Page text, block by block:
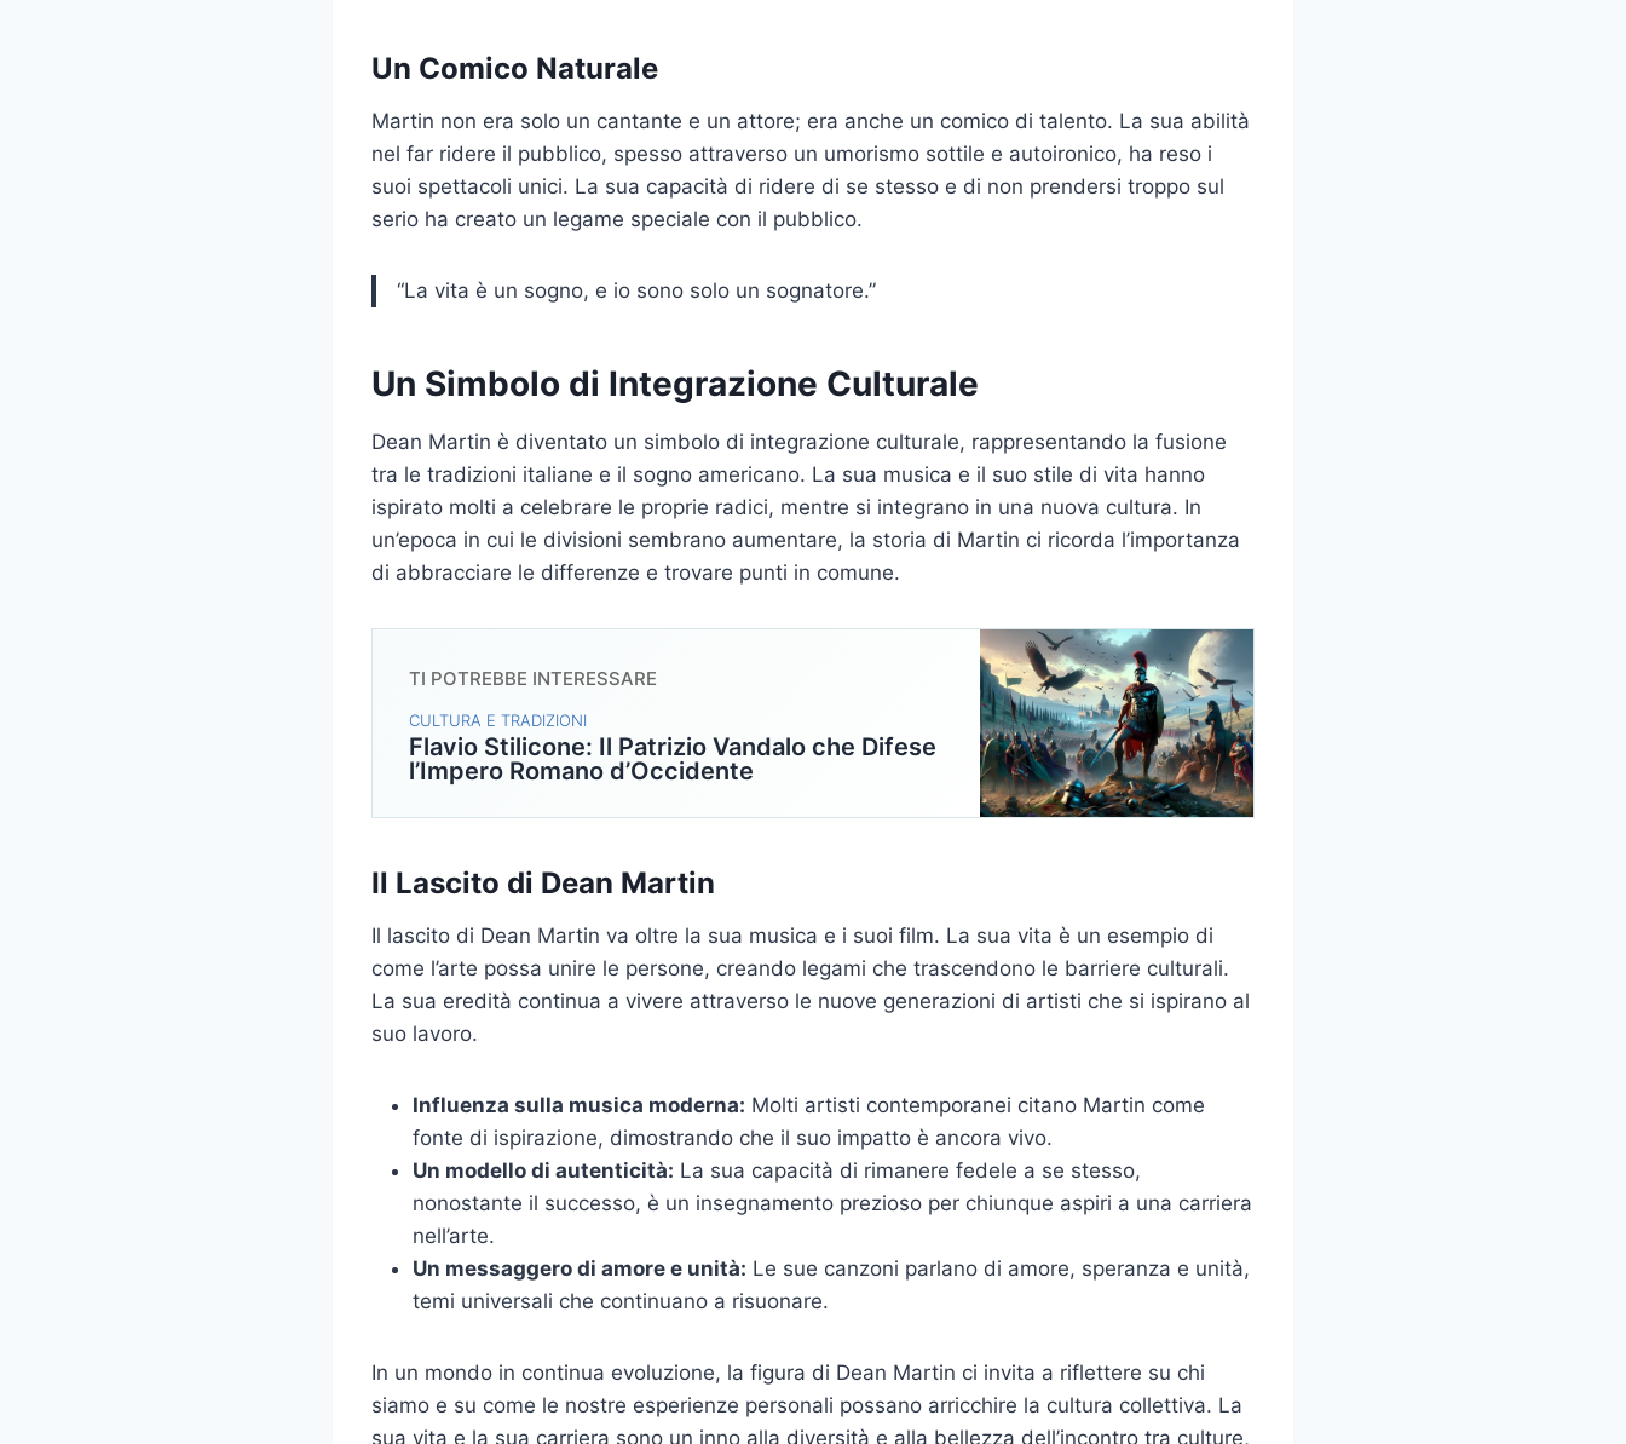
Un Comico Naturale
Martin non era solo un cantante e un attore; era anche un comico di talento. La sua abilità
nel far ridere il pubblico, spesso attraverso un umorismo sottile e autoironico, ha reso i
suoi spettacoli unici. La sua capacità di ridere di se stesso e di non prendersi troppo sul
serio ha creato un legame speciale con il pubblico.
“La vita è un sogno, e io sono solo un sognatore.”
Un Simbolo di Integrazione Culturale
Dean Martin è diventato un simbolo di integrazione culturale, rappresentando la fusione
tra le tradizioni italiane e il sogno americano. La sua musica e il suo stile di vita hanno
ispirato molti a celebrare le proprie radici, mentre si integrano in una nuova cultura. In
un’epoca in cui le divisioni sembrano aumentare, la storia di Martin ci ricorda l’importanza
di abbracciare le differenze e trovare punti in comune.
TI POTREBBE INTERESSARE
CULTURA E TRADIZIONI
Flavio Stilicone: Il Patrizio Vandalo che Difese
l’Impero Romano d’Occidente
Il Lascito di Dean Martin
Il lascito di Dean Martin va oltre la sua musica e i suoi film. La sua vita è un esempio di
come l’arte possa unire le persone, creando legami che trascendono le barriere culturali.
La sua eredità continua a vivere attraverso le nuove generazioni di artisti che si ispirano al
suo lavoro.
Influenza sulla musica moderna: Molti artisti contemporanei citano Martin come
fonte di ispirazione, dimostrando che il suo impatto è ancora vivo.
Un modello di autenticità: La sua capacità di rimanere fedele a se stesso,
nonostante il successo, è un insegnamento prezioso per chiunque aspiri a una carriera
nell’arte.
Un messaggero di amore e unità: Le sue canzoni parlano di amore, speranza e unità,
temi universali che continuano a risuonare.
In un mondo in continua evoluzione, la figura di Dean Martin ci invita a riflettere su chi
siamo e su come le nostre esperienze personali possano arricchire la cultura collettiva. La
sua vita e la sua carriera sono un inno alla diversità e alla bellezza dell’incontro tra culture,